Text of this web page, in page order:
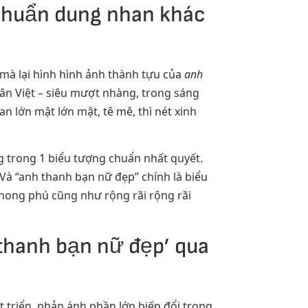
dung nhan khác
lại hình hình ảnh thành tựu của anh
Việt – siêu mượt nhàng, trong sáng
lớn mật lớn mật, tê mê, thì nét xinh
trong 1 biểu tượng chuẩn nhất quyết.
“anh thanh bạn nữ đẹp” chính là biểu
phú cũng như rộng rãi rộng rãi
bạn nữ đẹp’ qua